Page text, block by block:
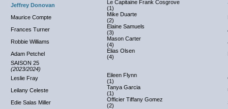
Jeffrey Donovan
Le Capitaine Frank Cosgrove
(1)
Maurice Compte
Mike Duarte
(2)
Frances Turner
Elaine Samuels
(3)
Robbie Williams
Mason Carter
(4)
Adam Petchel
Elias Olsen
(4)
SAISON 25
(2023/2024)
Leslie Fray
Eileen Flynn
(1)
Leilany Celeste
Tanya Garcia
(1)
Edie Salas Miller
Officier Tiffany Gomez
(2)